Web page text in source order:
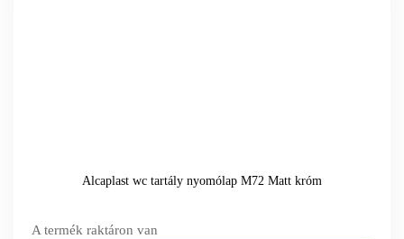
Alcaplast wc tartály nyomólap M72 Matt króm
A termék raktáron van